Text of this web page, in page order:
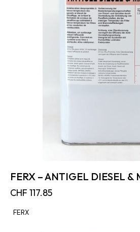
FERX – ANTIGEL DIESEL
CHF 117.85
FERX